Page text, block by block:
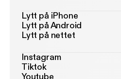
Lytt på iPhone
Lytt på Android
Lytt på nettet
Instagram
Tiktok
Youtube